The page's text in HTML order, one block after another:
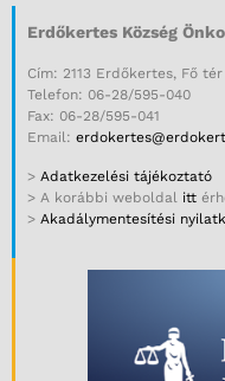
Erdőkertes Község
Cím: 2113 Erdőkertes, Fő tér
Telefon: 06-28/595-040
Fax: 06-28/595-041
Email:
> Adatkezelési tájékoztató
> A korábbi weboldal itt
> Akadálymentesítési